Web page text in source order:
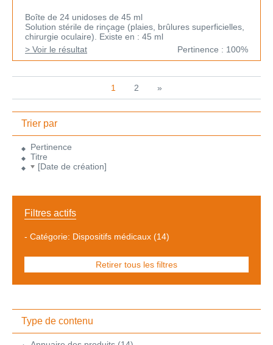
Boîte de 24 unidoses de 45 ml
Solution stérile de rinçage (plaies, brûlures superficielles,
chirurgie oculaire). Existe en : 45 ml
> Voir le résultat
Pertinence : 100%
1 2 »
Trier par
Pertinence
Titre
[Date de création]
Filtres actifs
- Catégorie: Dispositifs médicaux (14)
Retirer tous les filtres
Type de contenu